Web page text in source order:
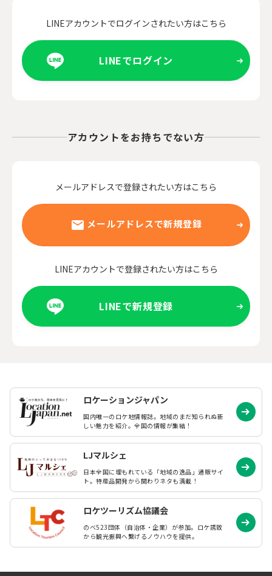
LINEアカウントでログインされたい方はこちら
LINEでログイン
アカウントをお持ちでない方
メールアドレスで登録されたい方はこちら
メールアドレスで新規登録
LINEアカウントで登録されたい方はこちら
LINEで新規登録
ロケーションジャパン
国内唯一のロケ地情報誌。地域のまだ知られぬ新
しい魅力を紹介。全国の情報が集結！
LJマルシェ
日本全国に埋もれている「地域の逸品」通販サイ
ト。特産品開発から関わりネタも満載！
ロケツーリズム協議会
のべ523団体（自治体・企業）が参加。ロケ誘致
から観光振興へ繋げるノウハウを提供。